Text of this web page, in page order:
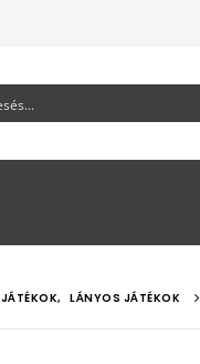
JÁTÉKOK, LÁNYOS JÁTÉKOK